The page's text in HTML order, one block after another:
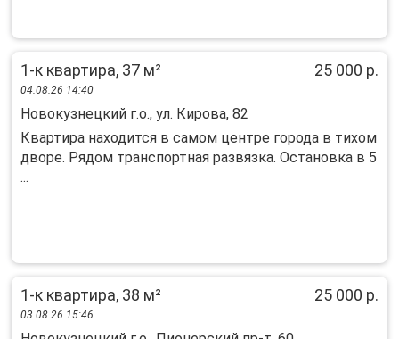
1-к квартира, 37 м² 25 000 р.
04.08.26 14:40
Новокузнецкий г.о., ул. Кирова, 82
Квартира находится в самом центре города в тихом
дворе. Рядом транспортная развязка. Остановка в 5
...
1-к квартира, 38 м² 25 000 р.
03.08.26 15:46